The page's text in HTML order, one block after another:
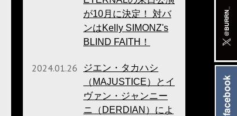
が10月に決定！ 対バ
ンはKelly SIMONZ's
BLIND FAITH！
2024.01.26
ジエン・タカハシ
（MAJUSTICE）とイ
ヴァン・ジャンニー
ニ（DERDIAN）によ